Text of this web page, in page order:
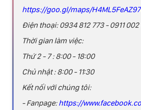
https://goo.gl/maps/
Điện thoại: 0934 812 773 - 0911
Thời gian làm việc:
Thứ 2 - 7 : 8:00 - 18:00
Chủ nhật : 8:00 - 11:30
Kết nối với chúng tôi:
- Fanpage:https://